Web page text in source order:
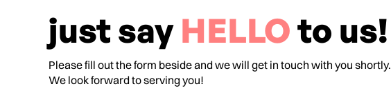
just say HELLOto us!
Please fill out the form beside and we will get in touch with you shortly.
We look forward to serving you!